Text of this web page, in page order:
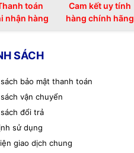
toán
nhận hàng
Cam kết uy tính
hàng chính hãng
SÁCH
bảo mật thanh toán
vận chuyển
đổi trả
sử dụng
giao dịch chung